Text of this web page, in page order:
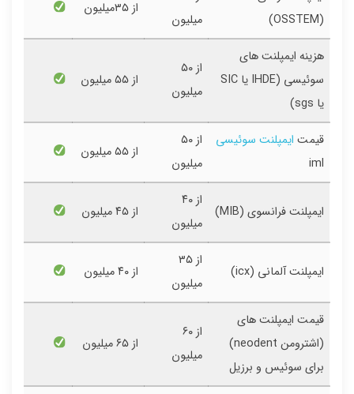
(OSSTEM)
میلیون
از ۳۵میلیون
هزینه ایمپلنت های
سوئیسی (IHDE یا SIC
یا sgs)
از ۵۰
میلیون
از ۵۵ میلیون
قیمت ایمپلنت سوئیسی
iml
از ۵۰
میلیون
از ۵۵ میلیون
ایمپلنت فرانسوی (MIB)
از ۴۰
میلیون
از ۴۵ میلیون
ایمپلنت آلمانی (icx)
از ۳۵
میلیون
از ۴۰ میلیون
قیمت ایمپلنت های
(اشترومن neodent)
برای سوئیس و برزیل
از ۶۰
میلیون
از ۶۵ میلیون